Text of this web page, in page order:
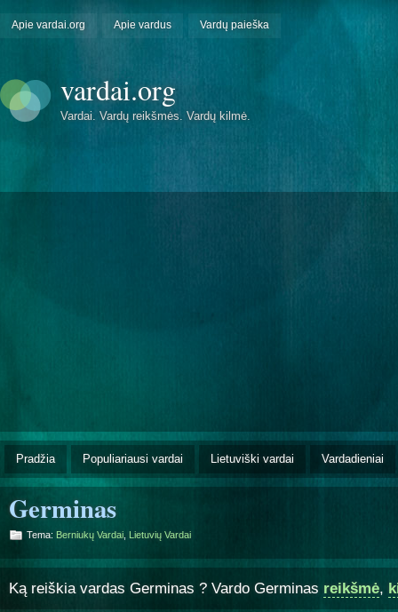
Apie vardai.org Apie vardus Vardų paieška
vardai.org
Vardai. Vardų reikšmės. Vardų kilmė.
Pradžia Populiariausi vardai Lietuviški vardai Vardadieniai
Germinas
Tema: Berniukų Vardai Lietuvių Vardai
Ką reiškia vardas Germinas ? Vardo Germinas reikšmė,